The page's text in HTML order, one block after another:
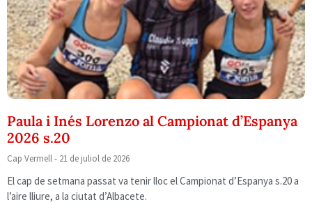
Paula i Inés Lorenzo al Campionat d’Espanya
2026 s.20
Cap Vermell 21 de juliol de 2026
El cap de setmana passat va tenir lloc el Campionat d’Espanya s.20 a
l’aire lliure, a la ciutat d’Albacete.